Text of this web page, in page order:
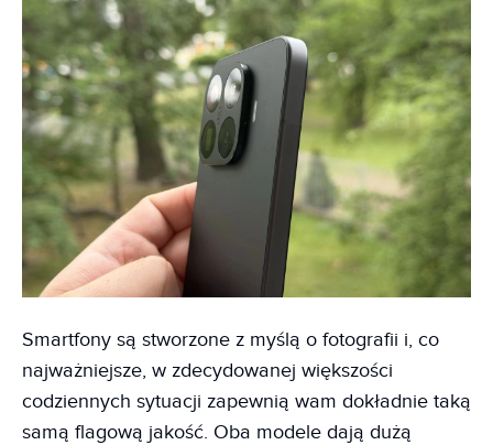
Smartfony są stworzone z myślą o fotografii i, co
najważniejsze, w zdecydowanej większości
codziennych sytuacji zapewnią wam dokładnie taką
samą flagową jakość. Oba modele dają dużą